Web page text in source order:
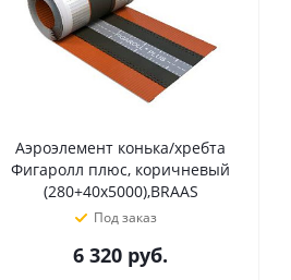
Аэроэлемент конька/хребта
Фигаролл плюс, коричневый
(280+40х5000),BRAAS
Под заказ
6 320 руб.